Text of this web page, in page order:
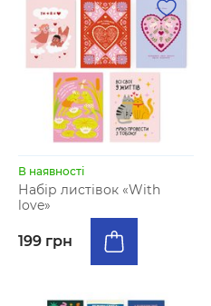
В наявності
Набір листівок «With
love»
199 грн